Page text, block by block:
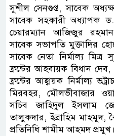
সুশীল সেনগুপ্ত, সাবেক
সাবেক সহকারী অধ্যাপক ড.
চেয়ারম্যান আজিজুর
সাবেক সভাপতি মুক্তাদির
সাবেক নেতা নির্মাল্য
ফ্রন্টের আহবায়ক বিধান
ফ্রন্টের আহ্বায়ক নির্মাল্য
মিরবহর, মৌলভীবাজার
সচিব জাহিদুল ইসলাম
তালুকদার, ইব্রাহিম মাহমুদ,
প্রতিনিধি শামীম আহমদ প্রমুখ।